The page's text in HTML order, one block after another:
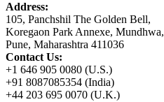
Address:
105, Panchshil The Golden Bell,
Koregaon Park Annexe, Mundhwa,
Pune, Maharashtra 411036
Contact Us:
+1 646 905 0080 (U.S.)
+91 8087085354 (India)
+44 203 695 0070 (U.K.)